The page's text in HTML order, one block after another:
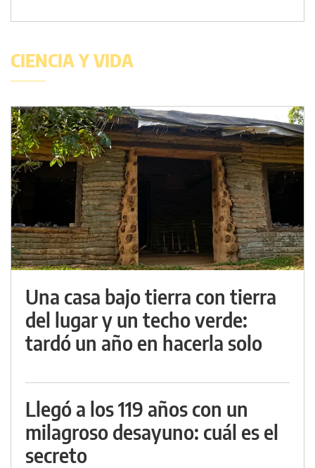
CIENCIA Y VIDA
Una casa bajo tierra con tierra
del lugar y un techo verde:
tardó un año en hacerla solo
Llegó a los 119 años con un
milagroso desayuno: cuál es el
secreto